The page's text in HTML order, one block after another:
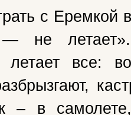
с Еремкой
— не
летает все:
– в